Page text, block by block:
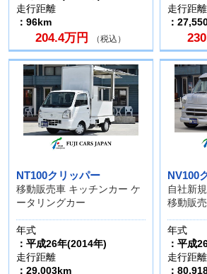
走行距離
：96km
204.4万円 （税込）
走行距離
：
NT100クリッパー
移動販売車 キッチンカー ケ
ータリングカー
年式
：平成26年(2014年)
走行距離
：29,003km
NV100
自社新
移動販
年式
：平成
走行距離
：